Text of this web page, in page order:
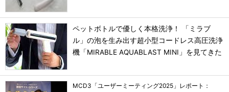
ペットボトルで優しく本格洗浄！ 「ミラブ
ル」の泡を生み出す超小型コードレス高圧洗浄
機「MIRABLE AQUABLAST MINI」を見てきた
MCD3「ユーザーミーティング2025」レポート：